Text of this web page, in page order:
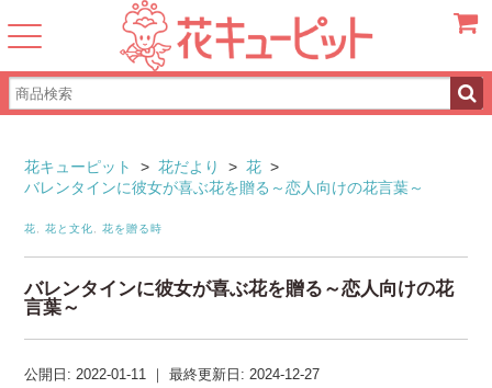
花キューピット > 花だより > 花 >
バレンタインに彼女が喜ぶ花を贈る～恋人向けの花言葉～
花 ,花と文化 ,花を贈る時
バレンタインに彼女が喜ぶ花を贈る～恋人向けの花
言葉～
公開日:2022-01-11 ｜最終更新日:2024-12-27